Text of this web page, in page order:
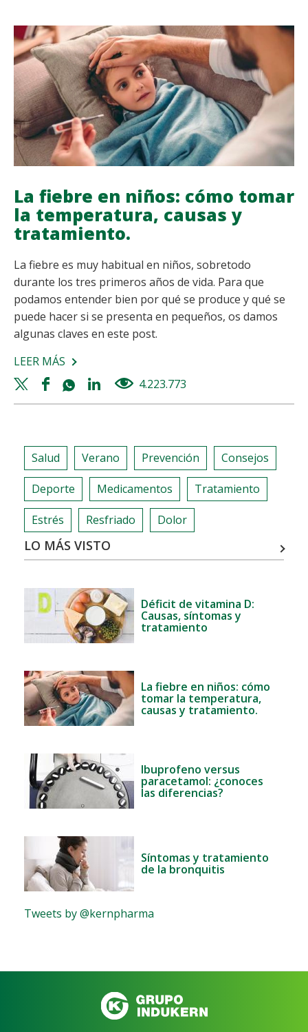
CAUSAS
Y
PREVENCIÓN
La fiebre en niños: cómo tomar
la temperatura, causas y
tratamiento.
La fiebre es muy habitual en niños, sobretodo
durante los tres primeros años de vida. Para que
podamos entender bien por qué se produce y qué se
puede hacer si se presenta en pequeños, os damos
algunas claves en este post.
LEER MÁS SOBRE
LA
FIEBRE
CÓMO
TOMAR
LA
TEMPERATURA,
CAUSAS
Y
TRATAMIENTO.
Twitter
share
Facebook
share
Whatsapp
share
Linkedin
share
4.223.773
Salud Verano Prevención Consejos
Deporte Medicamentos Tratamiento
Estrés Resfriado Dolor
LO MÁS VISTO
Déficit de vitamina D:
Causas, síntomas y
tratamiento
La fiebre en niños: cómo
tomar la temperatura,
causas y tratamiento.
Ibuprofeno versus
paracetamol: ¿conoces
las diferencias?
Síntomas y tratamiento
de la bronquitis
Tweets by @kernpharma